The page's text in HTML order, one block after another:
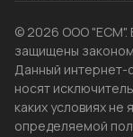
© 2026 ООО "ЕСМ".
защищены
Данный интернет-
носят
каких условиях
определяемой